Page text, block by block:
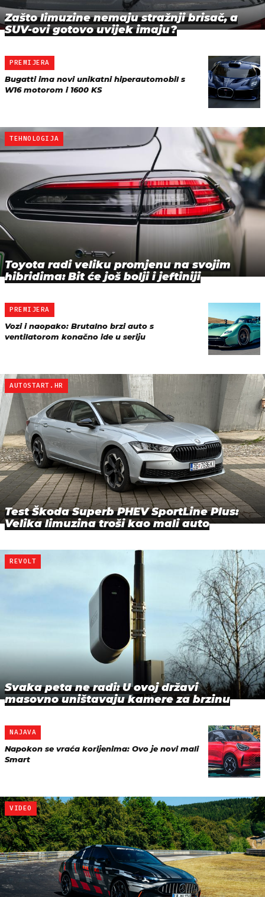
Zašto limuzine nemaju stražnji brisač, a
SUV-ovi gotovo uvijek imaju?
PREMIJERA
Bugatti ima novi unikatni hiperautomobil s
W16 motorom i 1600 KS
TEHNOLOGIJA
Toyota radi veliku promjenu na svojim
hibridima: Bit će još bolji i jeftiniji
PREMIJERA
Vozi i naopako: Brutalno brzi auto s
ventilatorom konačno ide u seriju
AUTOSTART.HR
Test Škoda Superb PHEV SportLine Plus:
Velika limuzina troši kao mali auto
REVOLT
Svaka peta ne radi: U ovoj državi
masovno uništavaju kamere za brzinu
NAJAVA
Napokon se vraća korijenima: Ovo je novi mali
Smart
VIDEO